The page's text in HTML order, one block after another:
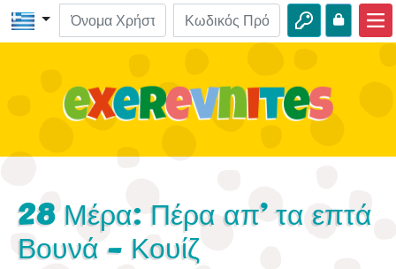
ΒΙΒΛΟ-Εξερευνήσεις
Φύση
Περιπέτειες
28 Μέρα: Πέρα απ’ τα επτά
Βουνά - Κουίζ